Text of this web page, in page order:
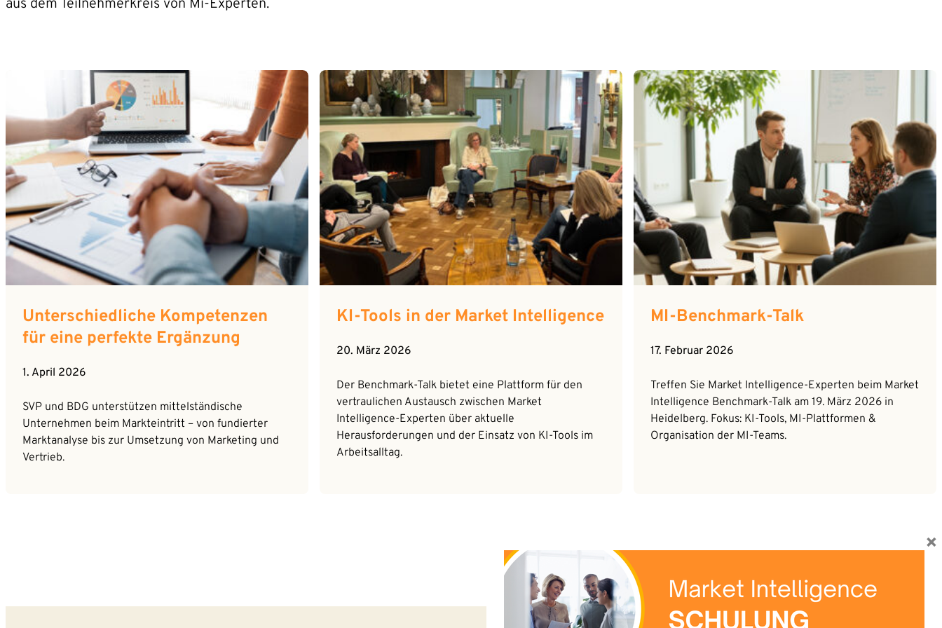
aus dem Teilnehmerkreis von Mi-Experten.
Unterschiedliche Kompetenzen
für eine perfekte Ergänzung
1. April 2026
SVP und BDG unterstützen mittelständische
Unternehmen beim Markteintritt – von fundierter
Marktanalyse bis zur Umsetzung von Marketing und
Vertrieb.
KI-Tools in der Market Intelligence
20. März 2026
Der Benchmark-Talk bietet eine Plattform für den
vertraulichen Austausch zwischen Market
Intelligence-Experten über aktuelle
Herausforderungen und der Einsatz von KI-Tools im
Arbeitsalltag.
MI-Benchmark-Talk
17. Februar 2026
Treffen Sie Market Intelligence-Experten beim Market
Intelligence Benchmark-Talk am 19. März 2026 in
Heidelberg. Fokus: KI-Tools, MI-Plattformen &
Organisation der MI-Teams.
×